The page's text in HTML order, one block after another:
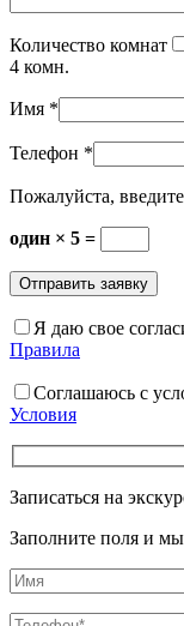
Количество комнат
4 комн.
Имя *
Телефон *
Пожалуйста,
один × 5 =
Я даю свое
Правила
Соглашаюсь с
Условия
Записаться на
Заполните поля и